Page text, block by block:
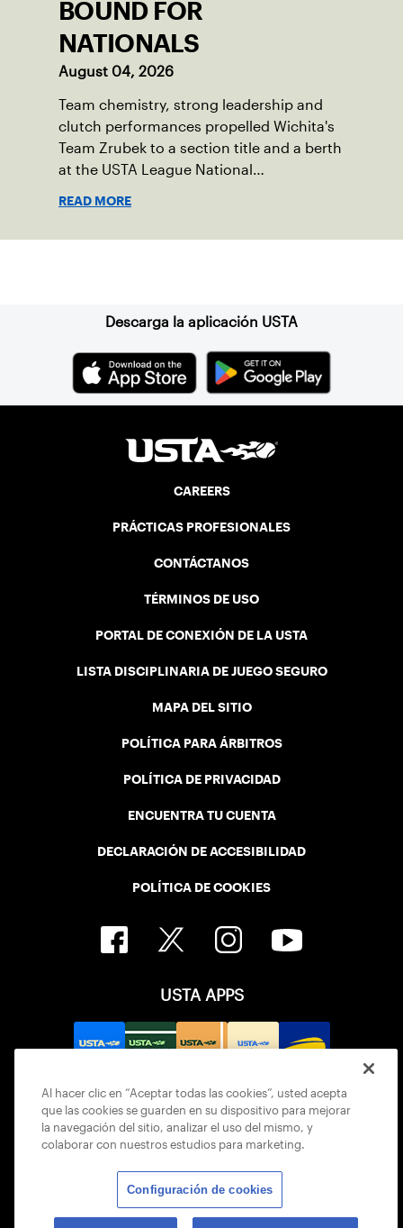
BOUND FOR
NATIONALS
August 04, 2026
Team chemistry, strong leadership and
clutch performances propelled Wichita's
Team Zrubek to a section title and a berth
at the USTA League National
READ MORE
Descarga la aplicación USTA
CAREERS
PRÁCTICAS PROFESIONALES
CONTÁCTANOS
TÉRMINOS DE USO
PORTAL DE CONEXIÓN DE LA USTA
LISTA DISCIPLINARIA DE JUEGO SEGURO
MAPA DEL SITIO
POLÍTICA PARA ÁRBITROS
POLÍTICA DE PRIVACIDAD
ENCUENTRA TU CUENTA
DECLARACIÓN DE ACCESIBILIDAD
POLÍTICA DE COOKIES
USTA APPS
© 2026 USTA ALL RIGHTS RESERVED
Al hacer clic en “Aceptar todas las cookies”, usted acepta
que las cookies se guarden en su dispositivo para mejorar
la navegación del sitio, analizar el uso del mismo, y
colaborar con nuestros estudios para marketing.
Configuración de cookies